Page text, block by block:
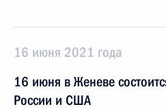
16 июня 2021 года
16 июня в Женеве
России и США